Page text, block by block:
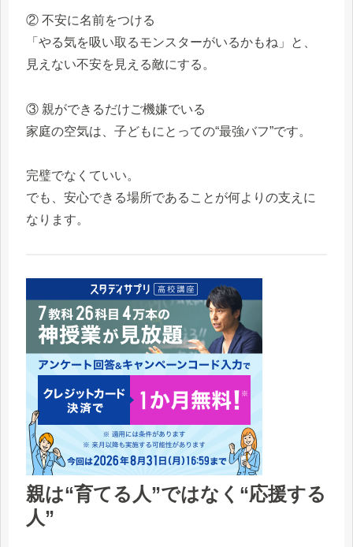
② 不安に名前をつける
「やる気を吸い取るモンスターがいるかもね」と、
見えない不安を見える敵にする。
③ 親ができるだけご機嫌でいる
家庭の空気は、子どもにとっての“最強バフ”です。
完璧でなくていい。
でも、安心できる場所であることが何よりの支えに
なります。
親は“育てる人”ではなく“応援する
人”